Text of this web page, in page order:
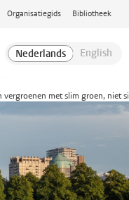
Organisatiegids Bibliotheek
met slim groen, niet